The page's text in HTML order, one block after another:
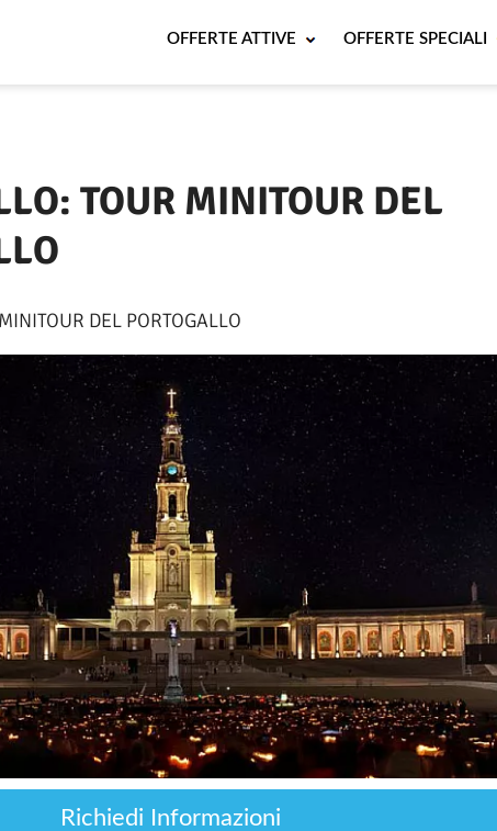
OFFERTE ATTIVE OFFERTE SPECIALI
TOUR MINITOUR DEL
DEL PORTOGALLO
Richiedi Informazioni